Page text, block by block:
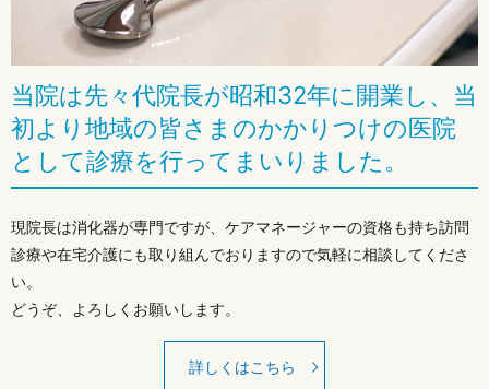
当院は先々代院長が昭和32年に開業し、当
初より地域の皆さまのかかりつけの医院
として診療を行ってまいりました。
現院長は消化器が専門ですが、ケアマネージャーの資格も持ち訪問
診療や在宅介護にも取り組んでおりますので気軽に相談してくださ
い。
どうぞ、よろしくお願いします。
詳しくはこちら